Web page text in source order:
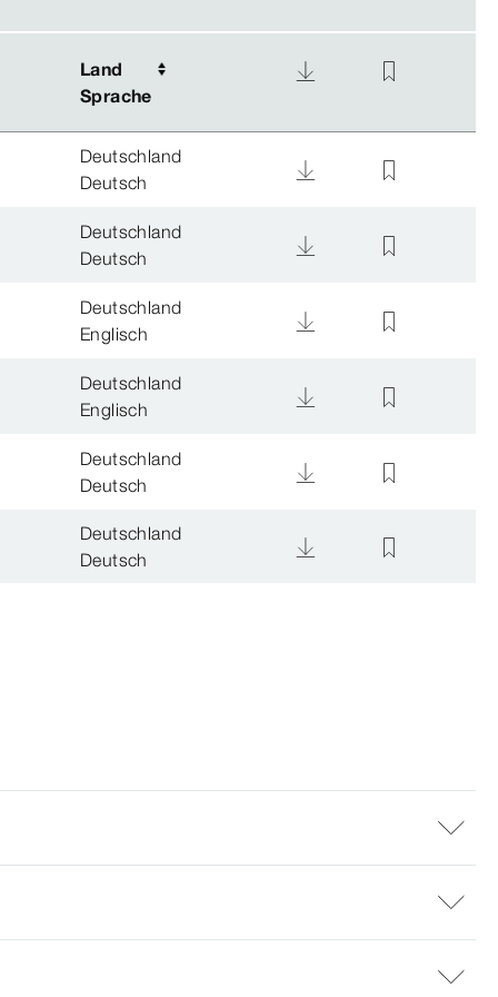
Land
Sprache
Land
Sprache
Deutschland
Deutsch
Deutschland
Deutsch
Deutschland
Englisch
Deutschland
Englisch
Deutschland
Deutsch
Deutschland
Deutsch